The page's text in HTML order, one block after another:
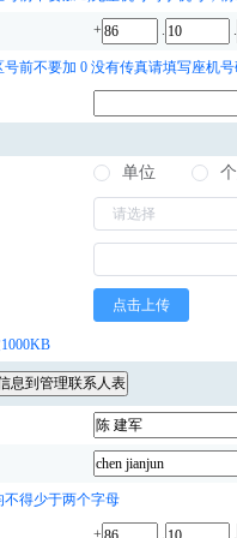
+
前不要加 0 没有传真请填写座机
单位
点击上传
得少于两个字母
+